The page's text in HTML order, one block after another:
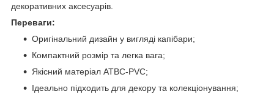
декоративних аксесуарів.
Переваги:
Оригінальний дизайн у вигляді капібари;
Компактний розмір та легка вага;
Якісний матеріал ATBC-PVC;
Ідеально підходить для декору та колекціонування;